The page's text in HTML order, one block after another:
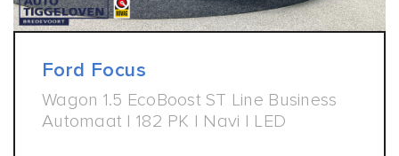
Ford Focus
Wagon 1.5 EcoBoost ST Line Business
Automaat | 182 PK | Navi | LED